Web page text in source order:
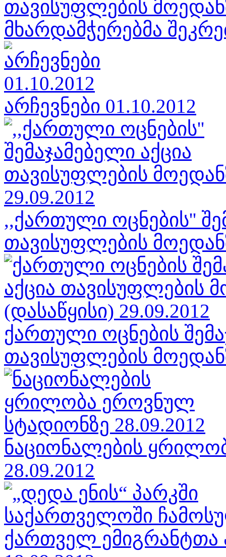
თავისუფლების
მხარდამჭერებმა
არჩევნები 01.10.2012
,,ქართული ოცნების''
თავისუფლების
ქართული ოცნების
თავისუფლების
ნაციონალების
28.09.2012